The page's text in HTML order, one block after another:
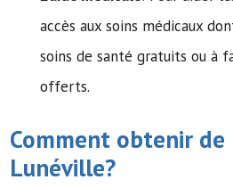
accès aux soins médicaux
soins de santé gratuits ou à
offerts.
Comment obtenir de
Lunéville?